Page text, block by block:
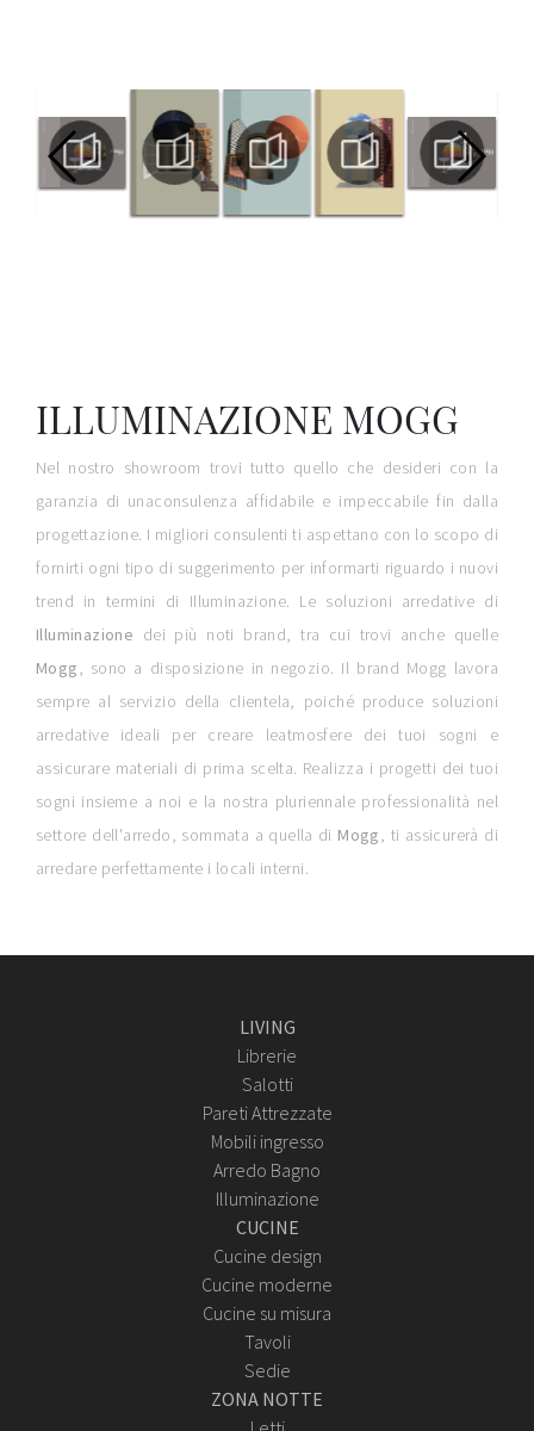
ILLUMINAZIONE MOGG
Nel nostro showroom trovi tutto quello che desideri con la
garanzia di unaconsulenza affidabile e impeccabile fin dalla
progettazione. I migliori consulenti ti aspettano con lo scopo di
fornirti ogni tipo di suggerimento per informarti riguardo i nuovi
trend in termini di Illuminazione. Le soluzioni arredative di
Illuminazione dei più noti brand, tra cui trovi anche quelle
Mogg , sono a disposizione in negozio. Il brand Mogg lavora
sempre al servizio della clientela, poiché produce soluzioni
arredative ideali per creare leatmosfere dei tuoi sogni e
assicurare materiali di prima scelta. Realizza i progetti dei tuoi
sogni insieme a noi e la nostra pluriennale professionalità nel
settore dell'arredo, sommata a quella di Mogg
, ti assicurerà di
arredare perfettamente i locali interni.
LIVING
Librerie
Salotti
Pareti Attrezzate
Mobili ingresso
Arredo Bagno
Illuminazione
CUCINE
Cucine design
Cucine moderne
Cucine su misura
Tavoli
Sedie
ZONA NOTTE